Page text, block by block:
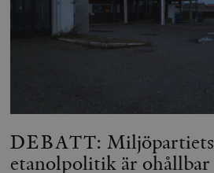
DEBATT: Miljöpartiets
etanolpolitik är ohållbar